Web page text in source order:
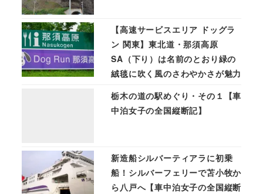
【高速サービスエリア ドッグラ
ン 関東】東北道・那須高原
SA（下り）は名前のとおり緑の
絨毯に吹く風のさわやかさが魅力
栃木の道の駅めぐり・その１【車
中泊女子の全国縦断記】
新造船シルバーティアラに初乗
船！シルバーフェリーで苫小牧か
ら八戸へ【車中泊女子の全国縦断